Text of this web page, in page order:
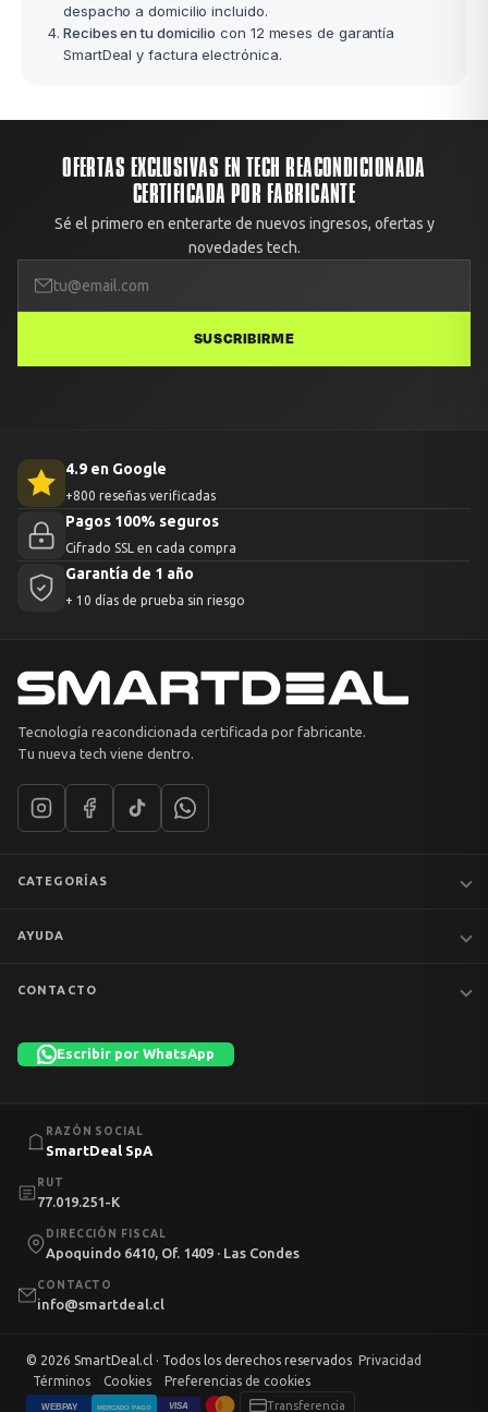
despacho a domicilio incluido.
Recibes en tu domicilio con 12 meses de garantía
SmartDeal y factura electrónica.
OFERTAS EXCLUSIVAS EN TECH REACONDICIONADA
CERTIFICADA POR FABRICANTE
Sé el primero en enterarte de nuevos ingresos, ofertas y
novedades tech.
SUSCRIBIRME
4.9 en Google
+800 reseñas verificadas
Pagos 100% seguros
Cifrado SSL en cada compra
Garantía de 1 año
+ 10 días de prueba sin riesgo
Tecnología reacondicionada certificada por fabricante.
Tu nueva tech viene dentro.
CATEGORÍAS
Liquidación
AYUDA
Términos y condiciones
Mi cuenta
CONTACTO
Las Condes, Santiago
+56 9 7753 1523
Escribir por WhatsApp
RAZÓN SOCIAL
SmartDeal SpA
RUT
77.019.251-K
DIRECCIÓN FISCAL
Apoquindo 6410, Of. 1409 · Las Condes
CONTACTO
info@smartdeal.cl
© 2026 SmartDeal.cl · Todos los derechos reservados Privacidad
Términos
Cookies Preferencias de cookies
WEBPAY MERCADO PAGO VISA Transferencia